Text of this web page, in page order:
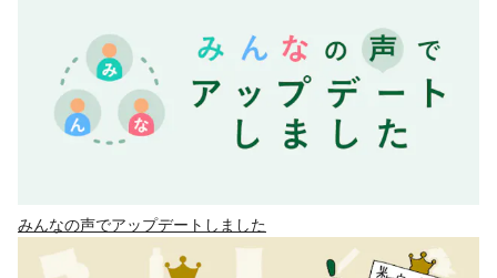
みんなの声でアップデートしました